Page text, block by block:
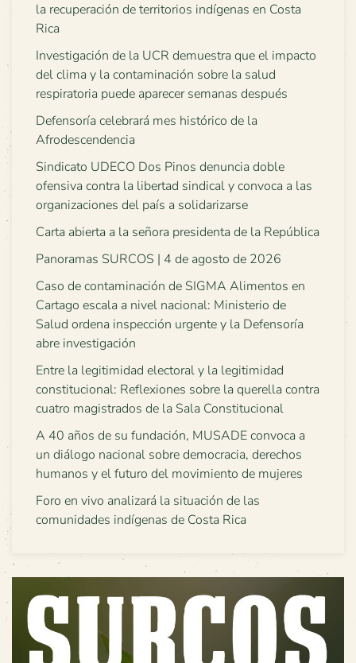
la recuperación de territorios indígenas en Costa
Rica
Investigación de la UCR demuestra que el impacto
del clima y la contaminación sobre la salud
respiratoria puede aparecer semanas después
Defensoría celebrará mes histórico de la
Afrodescendencia
Sindicato UDECO Dos Pinos denuncia doble
ofensiva contra la libertad sindical y convoca a las
organizaciones del país a solidarizarse
Carta abierta a la señora presidenta de la República
Panoramas SURCOS | 4 de agosto de 2026
Caso de contaminación de SIGMA Alimentos en
Cartago escala a nivel nacional: Ministerio de
Salud ordena inspección urgente y la Defensoría
abre investigación
Entre la legitimidad electoral y la legitimidad
constitucional: Reflexiones sobre la querella contra
cuatro magistrados de la Sala Constitucional
A 40 años de su fundación, MUSADE convoca a
un diálogo nacional sobre democracia, derechos
humanos y el futuro del movimiento de mujeres
Foro en vivo analizará la situación de las
comunidades indígenas de Costa Rica